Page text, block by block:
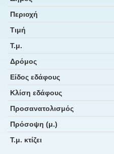
Περιοχή
Τιμή
Τ.μ.
Δρόμος
Είδος εδάφους
Κλίση εδάφους
Προσανατολισμός
Πρόσοψη (μ.)
Τ.μ. κτίζει